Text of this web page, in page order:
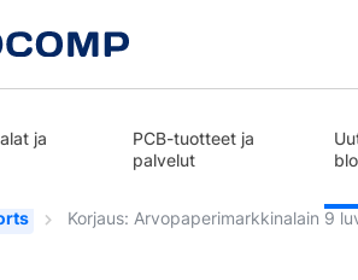
ja
PCB-tuotteet ja
palvelut
Korjaus: Arvopaperimarkkinalain 9